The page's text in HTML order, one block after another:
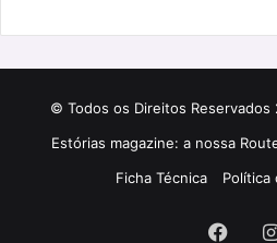
© Todos os Direitos Reservados
Estórias magazine: a nossa
Ficha Técnica
Política